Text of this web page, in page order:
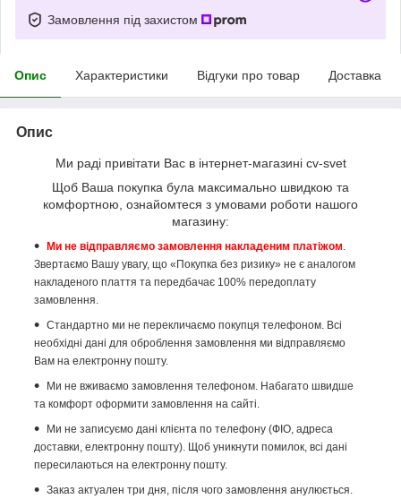
Замовлення під захистом
Опис Характеристики Відгуки про товар Доставка
Опис
Ми раді привітати Вас в інтернет-магазині cv-svet
Щоб Ваша покупка була максимально швидкою та
комфортною, ознайомтеся з умовами роботи нашого
магазину:
Ми не відправляємо замовлення накладеним платіжом
Звертаємо Вашу увагу, що «Покупка без ризику» не є аналогом
накладеного плаття та передбачає 100% передоплату
замовлення.
Стандартно ми не перекличаємо покупця телефоном. Всі
необхідні дані для оброблення замовлення ми відправляємо
Вам на електронну пошту.
Ми не вживаємо замовлення телефоном. Набагато швидше
та комфорт оформити замовлення на сайті.
Ми не записуємо дані клієнта по телефону (ФІО, адреса
доставки, електронну пошту). Щоб уникнути помилок, всі дані
пересилаються на електронну пошту.
Заказ актуален три дня, після чого замовлення анулюється.